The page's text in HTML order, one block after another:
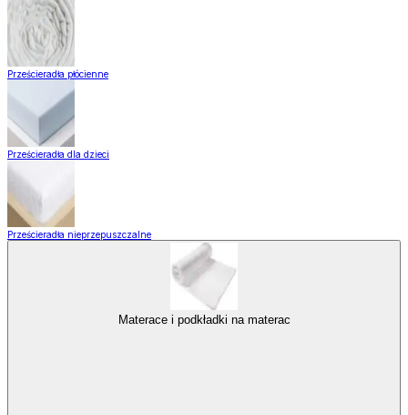
Prześcieradła płócienne
Prześcieradła dla dzieci
Prześcieradła nieprzepuszczalne
Materace i podkładki na materac